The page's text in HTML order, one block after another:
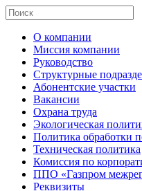
О компании
Миссия компании
Руководство
Структурные
Абонентские участки
Вакансии
Охрана труда
Экологическая
Политика обработки
Техническая политика
Комиссия по
ППО «Газпром
Реквизиты